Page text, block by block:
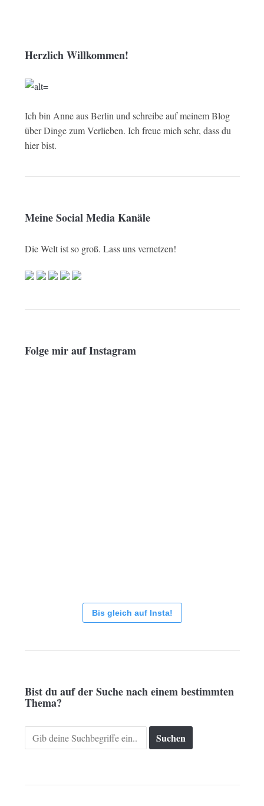
Herzlich Willkommen!
Ich bin Anne aus Berlin und schreibe auf meinem Blog
über Dinge zum Verlieben. Ich freue mich sehr, dass du
hier bist.
Meine Social Media Kanäle
Die Welt ist so groß. Lass uns vernetzen!
Folge mir auf Instagram
Bis gleich auf Insta!
Bist du auf der Suche nach einem bestimmten
Thema?
Search
for: